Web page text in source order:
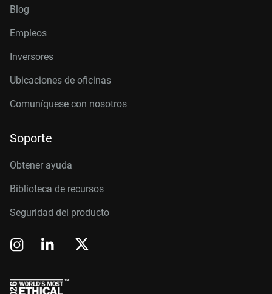
Blog
Empleos
Inversores
Ubicaciones de oficinas
Comuníquese con nosotros
Soporte
Obtener ayuda
Biblioteca de recursos
Seguridad del producto